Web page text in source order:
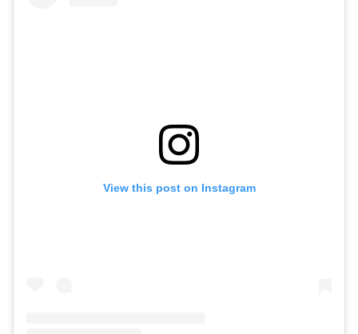
View this post on Instagram